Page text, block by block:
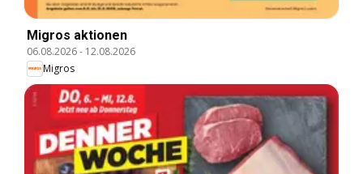
Migros aktionen
06.08.2026- 12.08.2026
Migros